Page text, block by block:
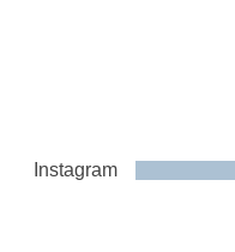
Instagram